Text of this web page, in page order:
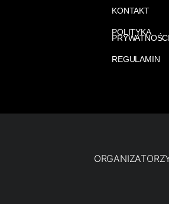
KONTAKT
POLITYKA
PRYWATNOŚCI
REGULAMIN